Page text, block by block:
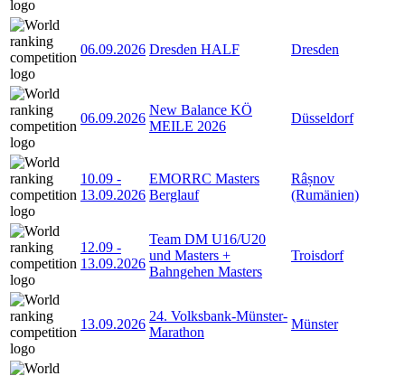
06.09.2026 Dresden HALF Dresden
06.09.2026
New Balance KÖ
MEILE 2026
Düsseldorf
10.09 -
13.09.2026
EMORRC Masters
Berglauf
Râșnov
(Rumänien)
12.09 -
13.09.2026
Team DM U16/U20
und Masters +
Bahngehen Masters
Troisdorf
13.09.2026
24. Volksbank-Münster-
Marathon
Münster